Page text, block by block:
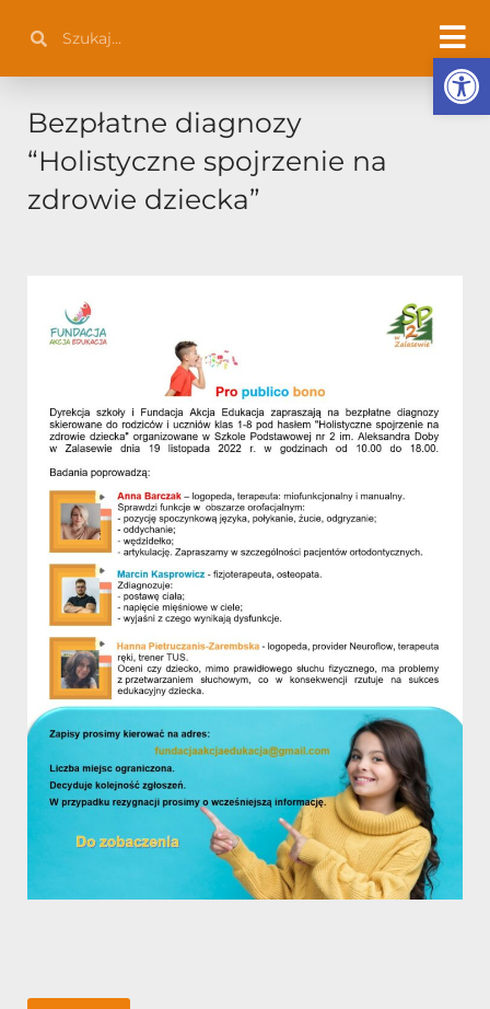
treści
Bezpłatne diagnozy
“Holistyczne spojrzenie na
zdrowie dziecka”